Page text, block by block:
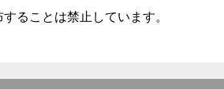
ることは禁止しています。